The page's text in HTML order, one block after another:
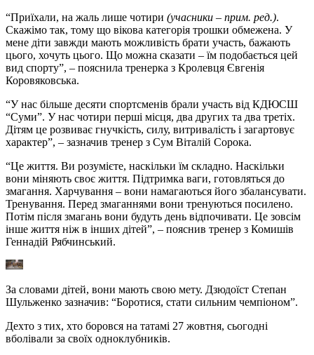
“Приїхали, на жаль лише чотири (учасники – прим. ред.).
Скажімо так, тому що вікова категорія трошки обмежена. У
мене діти завжди мають можливість брати участь, бажають
цього, хочуть цього. Що можна сказати – їм подобається цей
вид спорту”, – пояснила тренерка з Кролевця Євгенія
Коровяковська.
“У нас більше десяти спортсменів брали участь від КДЮСШ
“Суми”. У нас чотири перші місця, два других та два третіх.
Дітям це розвиває гнучкість, силу, витривалість і загартовує
характер”, – зазначив тренер з Сум Віталій Сорока.
“Це життя. Ви розумієте, наскільки їм складно. Наскільки
вони міняють своє життя. Підтримка ваги, готовляться до
змагання. Харчування – вони намагаються його збалансувати.
Тренування. Перед змаганнями вони тренуються посилено.
Потім після змагань вони будуть день відпочивати. Це зовсім
інше життя ніж в інших дітей”, – пояснив тренер з Комишів
Геннадій Рябчинський.
За словами дітей, вони мають свою мету. Дзюдоїст Степан
Шульженко зазначив: “Боротися, стати сильним чемпіоном”.
Дехто з тих, хто боровся на татамі 27 жовтня, сьогодні
вболівали за своїх одноклубників.